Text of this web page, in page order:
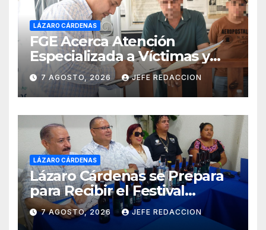
LÁZARO CÁRDENAS
FGE Acerca Atención
Especializada a Víctimas y
Ciudadanía de Coalcomán
7 AGOSTO, 2026 JEFE REDACCION
LÁZARO CÁRDENAS
Lázaro Cárdenas se Prepara
para Recibir el Festival
Internacional de la Cerveza
Costa de Michoacán 2026
7 AGOSTO, 2026 JEFE REDACCION